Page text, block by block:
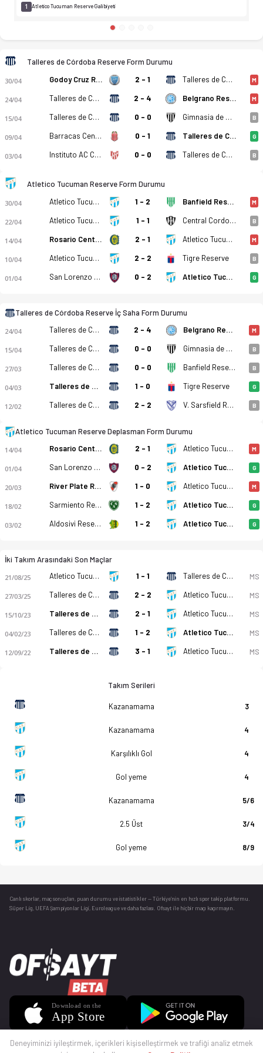
Talleres de Córdoba Reserve - Atletico Tucuman Reserve
1 Atletico Tucuman Reserve Galibiyeti
Talleres de Córdoba Reserve Form Durumu
30/04 Godoy Cruz Reserve 2 - 1 Talleres de Córdoba Reserve M
24/04 Talleres de Córdoba Reserve 2 - 4 Belgrano Reserve M
15/04 Talleres de Córdoba Reserve 0 - 0 Gimnasia de Mendoza Reserve B
09/04 Barracas Central Reserve 0 - 1 Talleres de Córdoba Reserve G
03/04 Instituto AC Cordoba Reserves 0 - 0 Talleres de Córdoba Reserve B
Atletico Tucuman Reserve Form Durumu
30/04 Atletico Tucuman Reserve 1 - 2 Banfield Reserve M
22/04 Atletico Tucuman Reserve 1 - 1 Central Cordoba Reserve B
14/04 Rosario Central Reserve 2 - 1 Atletico Tucuman Reserve M
10/04 Atletico Tucuman Reserve 2 - 2 Tigre Reserve B
01/04 San Lorenzo Reserve 0 - 2 Atletico Tucuman Reserve G
Talleres de Córdoba Reserve İç Saha Form Durumu
24/04 Talleres de Córdoba Reserve 2 - 4 Belgrano Reserve M
15/04 Talleres de Córdoba Reserve 0 - 0 Gimnasia de Mendoza Reserve B
27/03 Talleres de Córdoba Reserve 0 - 0 Banfield Reserve B
04/03 Talleres de Córdoba Reserve 1 - 0 Tigre Reserve G
12/02 Talleres de Córdoba Reserve 2 - 2 V. Sarsfield Reserve B
Atletico Tucuman Reserve Deplasman Form Durumu
14/04 Rosario Central Reserve 2 - 1 Atletico Tucuman Reserve M
01/04 San Lorenzo Reserve 0 - 2 Atletico Tucuman Reserve G
20/03 River Plate Reserve 1 - 0 Atletico Tucuman Reserve M
18/02 Sarmiento Reserve 1 - 2 Atletico Tucuman Reserve G
03/02 Aldosivi Reserve 1 - 2 Atletico Tucuman Reserve G
İki Takım Arasındaki Son Maçlar
21/08/25 Atletico Tucuman Reserve 1 - 1 Talleres de Córdoba Reserve MS
27/03/25 Talleres de Córdoba Reserve 2 - 2 Atletico Tucuman Reserve MS
15/10/23 Talleres de Córdoba Reserve 2 - 1 Atletico Tucuman Reserve MS
04/02/23 Talleres de Córdoba Reserve 1 - 2 Atletico Tucuman Reserve MS
12/09/22 Talleres de Córdoba Reserve 3 - 1 Atletico Tucuman Reserve MS
Takım Serileri
Kazanamama 3
Kazanamama 4
Karşılıklı Gol 4
Gol yeme 4
Kazanamama 5/6
2.5 Üst 3/4
Gol yeme 8/9
Canlı skorlar , maç sonuçları, puan durumu ve istatistikler — Türkiye’nin en hızlı spor takip platformu.
Süper Lig, UEFA Şampiyonlar Ligi, Euroleague ve daha fazlası. Ofsayt ile hiçbir maçı kaçırmayın.
Deneyiminizi iyileştirmek, içerikleri kişiselleştirmek ve trafiği analiz etmek